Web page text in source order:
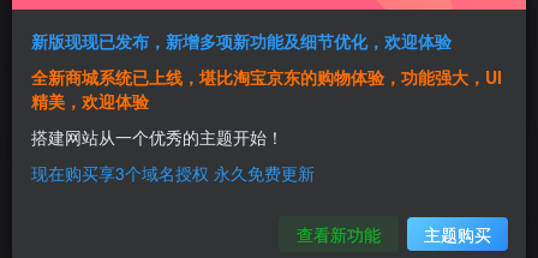
星恬
这家伙很懒，什么都没有写...
新版现现已发布，新增多项新功能及细节优化，欢迎体验
全新商城系统已上线，堪比淘宝京东的购物体验，功能强大，UI
精美，欢迎体验
搭建网站从一个优秀的主题开始！
现在购买享3个域名授权 永久免费更新
查看新功能 主题购买